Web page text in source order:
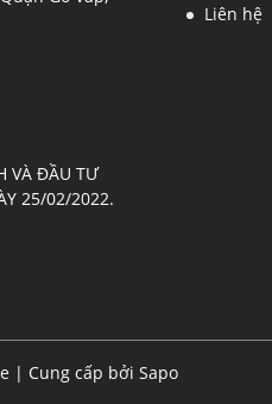
VÀ ĐẦU TƯ
25/02/2022.
Liên hệ
| Cung cấp bởi Sapo